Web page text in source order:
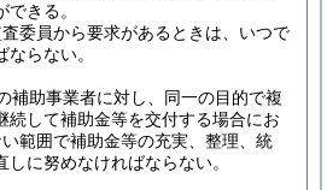
きる。
委員から要求があるときは、いつで
らない。
補助事業者に対し、同一の目的で複
続して補助金等を交付する場合にお
範囲で補助金等の充実、整理、統
に努めなければならない。